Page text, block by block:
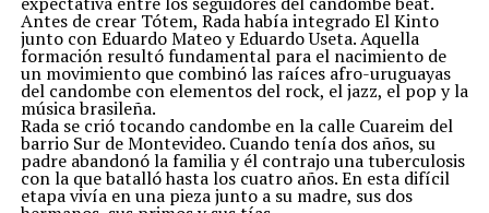
Antes de crear Tótem, Rada había integrado El Kinto
junto con Eduardo Mateo y Eduardo Useta. Aquella
formación resultó fundamental para el nacimiento de
un movimiento que combinó las raíces afro-uruguayas
del candombe con elementos del rock, el jazz, el pop y la
música brasileña.
Rada se crió tocando candombe en la calle Cuareim del
barrio Sur de Montevideo. Cuando tenía dos años, su
padre abandonó la familia y él contrajo una tuberculosis
con la que batalló hasta los cuatro años. En esta difícil
etapa vivía en una pieza junto a su madre, sus dos